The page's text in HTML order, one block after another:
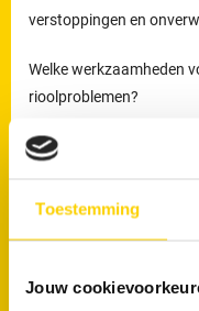
Toestemming
Jouw
verstoppingen en
Welke werkzaamheden
rioolproblemen?
De loodgieters van RRS
inspecteren en
en onverwachte kosten.